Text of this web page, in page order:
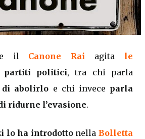
il Canone Rai agita le
partiti politici, tra chi parla
di abolirlo e chi invece parla
ridurne l’evasione.
lo ha introdottonellaBolletta